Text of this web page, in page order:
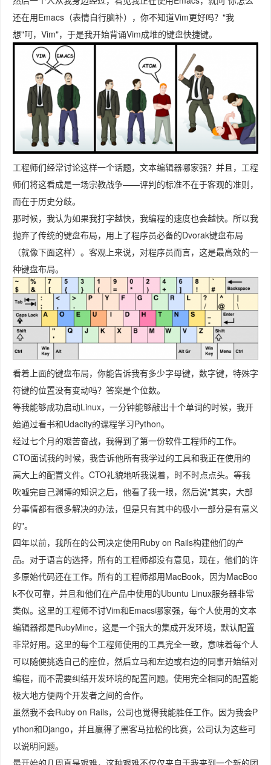
还在用Emacs（表情自行脑补），你不知道Vim更好吗？"我
想"呵，Vim"，于是我开始背诵Vim成堆的键盘快捷键。
工程师们经常讨论这样一个话题，文本编辑器哪家强？并且，工程
师们将这看成是一场宗教战争——评判的标准不在于客观的准则，
而在于历史分歧。
那时候，我认为如果我打字越快，我编程的速度也会越快。所以我
抛弃了传统的键盘布局，用上了程序员必备的Dvorak键盘布局
（就像下面这样）。客观上来说，对程序员而言，这是最高效的一
种键盘布局。
看着上面的键盘布局，你能告诉我有多少字母键，数字键，特殊字
符键的位置没有变动吗？答案是个位数。
等我能够成功启动Linux，一分钟能够敲出十个单词的时候，我开
始通过看书和Udacity的课程学习Python。
经过七个月的艰苦奋战，我得到了第一份软件工程师的工作。
CTO面试我的时候，我告诉他所有我学过的工具和我正在使用的
高大上的配置文件。CTO礼貌地听我说着，时不时点点头。等我
吹嘘完自己渊博的知识之后，他看了我一眼，然后说"其实，大部
分事情都有很多解决的办法，但是只有其中的极小一部分是有意义
的"。
四年以前，我所在的公司决定使用Ruby on Rails构建他们的产
品。对于语言的选择，所有的工程师都没有意见，现在，他们的许
多原始代码还在工作。所有的工程师都用MacBook，因为MacBoo
k不仅可靠，并且和他们在产品中使用的Ubuntu Linux服务器非常
类似。这里的工程师不讨Vim和Emacs哪家强，每个人使用的文本
编辑器都是RubyMine，这是一个强大的集成开发环境，默认配置
非常好用。这里的每个工程师使用的工具完全一致，意味着每个人
可以随便挑选自己的座位，然后立马和左边或右边的同事开始结对
编程，而不需要纠结开发环境的配置问题。使用完全相同的配置能
极大地方便两个开发者之间的合作。
虽然我不会Ruby on Rails，公司也觉得我能胜任工作。因为我会P
ython和Django，并且赢得了黑客马拉松的比赛，公司认为这些可
以说明问题。
最开始的几周真是艰难，这种艰难不仅仅来自于我来到一个新的团